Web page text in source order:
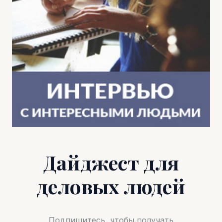
Дайджест для
деловых людей